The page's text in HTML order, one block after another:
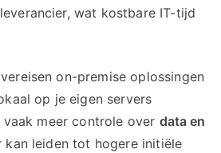
wat kostbare IT-tijd
on-premise oplossingen
op je eigen servers
meer controle over data en
kan leiden tot hogere initiële